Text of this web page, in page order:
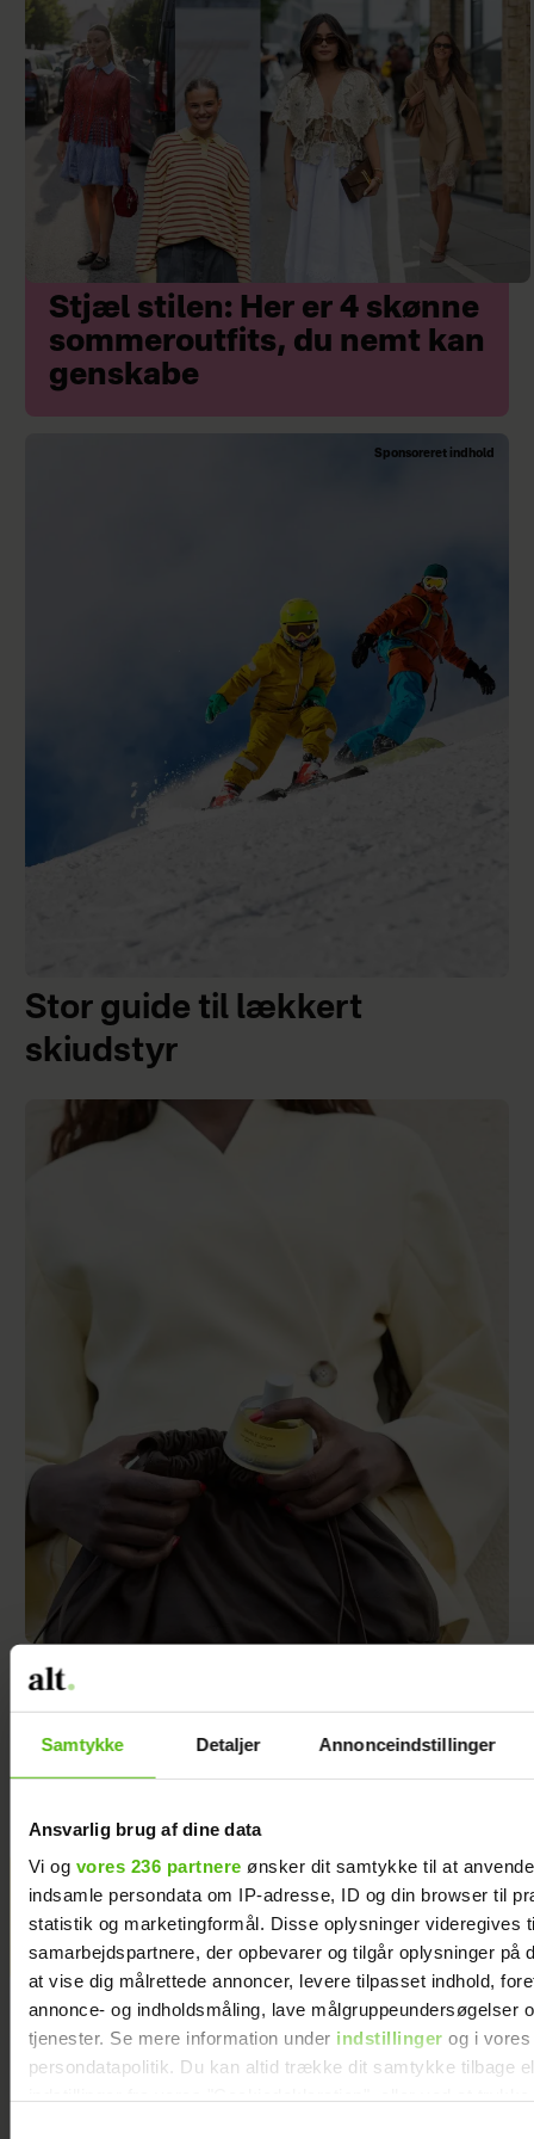
Samtykke Detaljer Annonceindstillinger
Ansvarlig brug af dine data
Vi og vores 236 partnere ønsker dit samtykke til at
indsamle persondata om IP-adresse, ID og din browser til
statistik og marketingformål. Disse oplysninger videregives
samarbejdspartnere, der opbevarer og tilgår oplysninger på
at vise dig målrettede annoncer, levere tilpasset indhold,
annonce- og indholdsmåling, lave målgruppeundersøgelser
tjenester. Se mere information under indstillinger og i vores
persondatapolitik. Du kan altid trække dit samtykke tilbage
Stjæl stilen: Her er 4 skønne
sommeroutfits, du nemt kan
genskabe
Sponsoreret indhold
Stor guide til lækkert
skiudstyr
Skønhedsredaktøren: Her er 5
skønne sager, der giver lidt
ekstra luksus til ferien –
KÆMPE GALLERI: De kendte
elsker Smukfest